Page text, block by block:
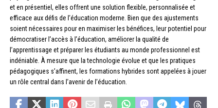
et en présentiel, elles offrent une solution flexible, personnalisée et
efficace aux défis de l’éducation moderne. Bien que des ajustements
soient nécessaires pour en maximiser les bénéfices, leur potentiel pour
démocratiser l’accès à l’éducation, améliorer la qualité de
l’apprentissage et préparer les étudiants au monde professionnel est
indéniable. À mesure que la technologie évolue et que les pratiques
pédagogiques s’affinent, les formations hybrides sont appelées à jouer
un rôle central dans l’avenir de l’éducation.